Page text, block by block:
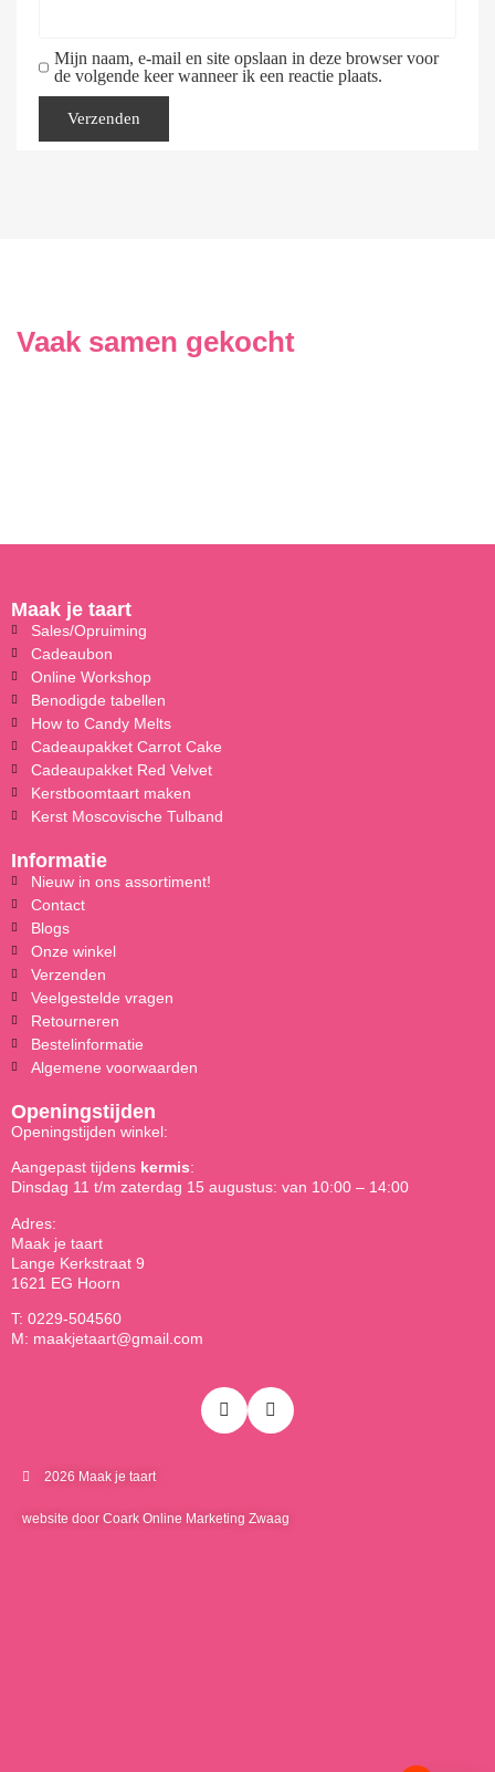
Mijn naam, e-mail en site opslaan in deze browser voor
de volgende keer wanneer ik een reactie plaats.
Vaak samen gekocht
Maak je taart
Sales/Opruiming
Cadeaubon
Online Workshop
Benodigde tabellen
How to Candy Melts
Cadeaupakket Carrot Cake
Cadeaupakket Red Velvet
Kerstboomtaart maken
Kerst Moscovische Tulband
Informatie
Nieuw in ons assortiment!
Contact
Blogs
Onze winkel
Verzenden
Veelgestelde vragen
Retourneren
Bestelinformatie
Algemene voorwaarden
Openingstijden
Openingstijden winkel:
Aangepast tijdens kermis:
Dinsdag 11 t/m zaterdag 15 augustus: van 10:00 – 14:00
Adres:
Maak je taart
Lange Kerkstraat 9
1621 EG Hoorn
T: 0229-504560
M: maakjetaart@gmail.com
2026 Maak je taart
website door Coark Online Marketing Zwaag